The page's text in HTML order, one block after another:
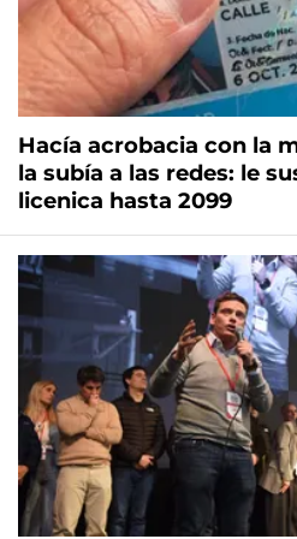
Hacía acrobacia con la
la subía a las redes: le
licenica hasta 2099